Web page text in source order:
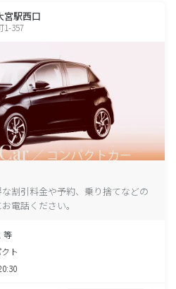
宮駅西口
1-357
割引料金や予約、乗り捨てなどの
電話ください。
等
ト